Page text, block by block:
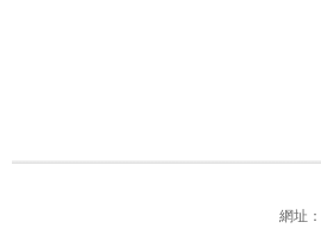
網址：